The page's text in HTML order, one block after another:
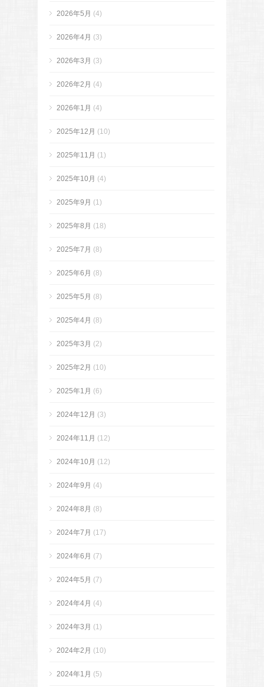
2026年5月 (4)
2026年4月 (3)
2026年3月 (3)
2026年2月 (4)
2026年1月 (4)
2025年12月 (10)
2025年11月 (1)
2025年10月 (4)
2025年9月 (1)
2025年8月 (18)
2025年7月 (8)
2025年6月 (8)
2025年5月 (8)
2025年4月 (8)
2025年3月 (2)
2025年2月 (10)
2025年1月 (6)
2024年12月 (3)
2024年11月 (12)
2024年10月 (12)
2024年9月 (4)
2024年8月 (8)
2024年7月 (17)
2024年6月 (7)
2024年5月 (7)
2024年4月 (4)
2024年3月 (1)
2024年2月 (10)
2024年1月 (5)